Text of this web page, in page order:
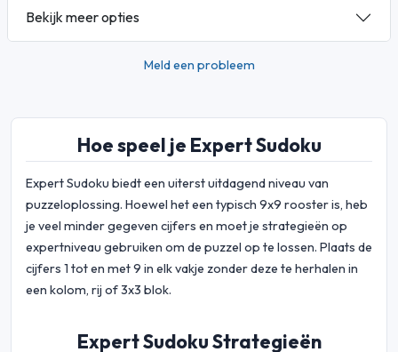
Bekijk meer opties
Meld een probleem
Hoe speel je Expert Sudoku
Expert Sudoku biedt een uiterst uitdagend niveau van
puzzeloplossing. Hoewel het een typisch 9x9 rooster is, heb
je veel minder gegeven cijfers en moet je strategieën op
expertniveau gebruiken om de puzzel op te lossen. Plaats de
cijfers 1 tot en met 9 in elk vakje zonder deze te herhalen in
een kolom, rij of 3x3 blok.
Expert Sudoku Strategieën